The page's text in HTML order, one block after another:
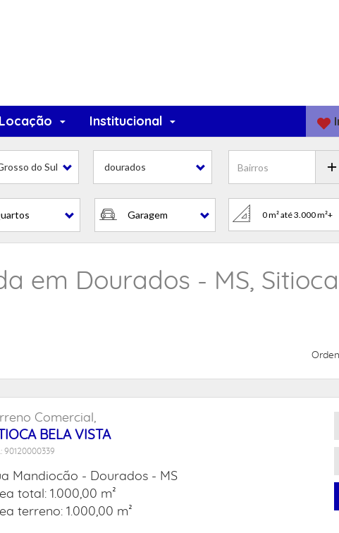
Locação Institucional
do Sul dourados
Garagem
em Dourados - MS,
Comercial,
BELA VISTA
90120000339
Mandiocão -
Dourados - MS
total: 1.000,00 m²
terreno: 1.000,00 m²